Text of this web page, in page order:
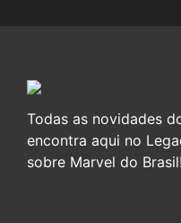
Todas as novidades
encontra aqui no
sobre Marvel do Brasil!